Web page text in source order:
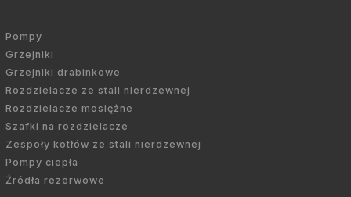
Pompy
Grzejniki
Grzejniki drabinkowe
Rozdzielacze ze stali nierdzewnej
Rozdzielacze mosiężne
Szafki na rozdzielacze
Zespoły kotłów ze stali nierdzewnej
Pompy ciepła
Źródła rezerwowe